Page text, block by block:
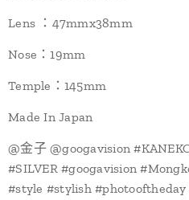
Lens ：47mmx38mm
Nose：19mm
Temple：145mm
Made In Japan
@金子 @googavision
#SILVER #googavision
#style #stylish